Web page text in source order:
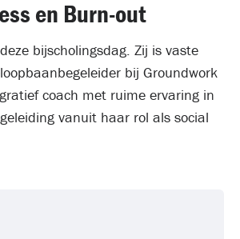
en Burn-out
bijscholingsdag. Zij is vaste
bij Groundwork
coach met ruime ervaring in
vanuit haar rol als social